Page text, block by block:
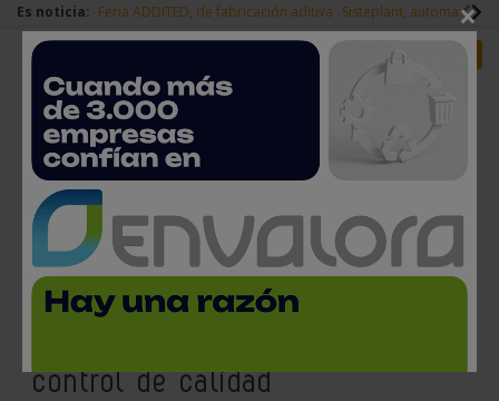
Es noticia: Feria ADDITED, de fabricación aditiva Sisteplant,
Redes Sociales Login empresas
M3 Hybrid: la solución de
Innovalia Metrology para
control de calidad
×